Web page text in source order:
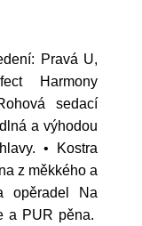
Pravá U,
Harmony
sedací
a výhodou
• Kostra
z měkkého a
opěradel Na
a PUR pěna.